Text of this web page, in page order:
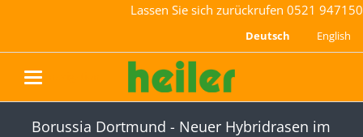
Lassen Sie sich zurückrufen 0521 947150
Deutsch English
Borussia Dortmund - Neuer Hybridrasen im